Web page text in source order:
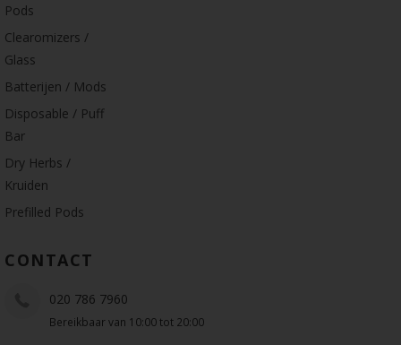
Pods
Clearomizers /
Glass
Batterijen / Mods
Disposable / Puff
Bar
Dry Herbs /
Kruiden
Prefilled Pods
CONTACT
020 786 7960
Bereikbaar van 10:00 tot 20:00